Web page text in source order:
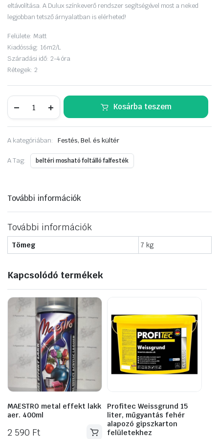
eltávolítása. A Dulux színkeverő rendszer segítségével most a neked
legjobban tetsző árnyalatban is elérheted!
Felülete: Matt
Kiadósság: 16m2/L
Száradási idő: 2-4 óra
Rétegek: 2
EasyCare
liter
napfürdő
Kosárba teszem
A kategóriában: Festés, Bel. és kültér
A Tag: beltéri mosható foltálló falfesték
További információk
További információk
Tömeg 7 kg
Kapcsolódó termékek
MAESTRO metal effekt lakk
aer. 400ml
2 590 Ft
Profitec Weissgrund 15
liter, műgyantás fehér
alapozó gipszkarton
felületekhez